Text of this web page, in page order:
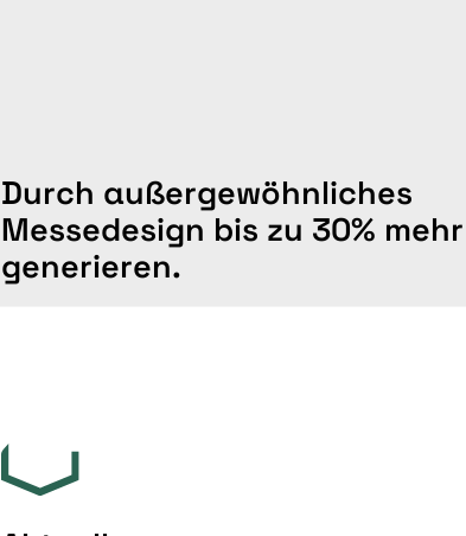
Durch außergewöhnliches
Messedesign bis zu 30%
generieren.